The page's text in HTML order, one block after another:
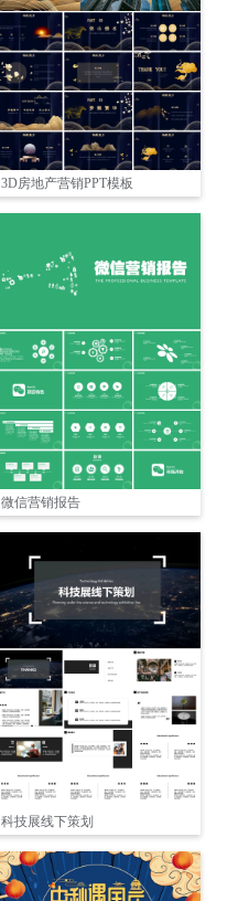
3D房地产营销PPT模板
微信营销报告
科技展线下策划